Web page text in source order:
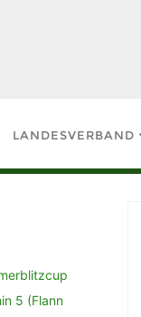
LANDESVERBAND
5 (Flann